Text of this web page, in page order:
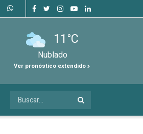
11°C
Nublado
Ver pronóstico extendido